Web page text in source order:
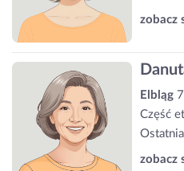
zobacz
Elbląg
Część
zobacz